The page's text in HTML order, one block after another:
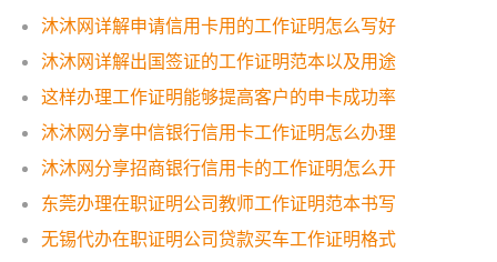
沐沐网详解申请信用卡用的工作证明怎么写好
沐沐网详解出国签证的工作证明范本以及用途
这样办理工作证明能够提高客户的申卡成功率
沐沐网分享中信银行信用卡工作证明怎么办理
沐沐网分享招商银行信用卡的工作证明怎么开
东莞办理在职证明公司教师工作证明范本书写
无锡代办在职证明公司贷款买车工作证明格式